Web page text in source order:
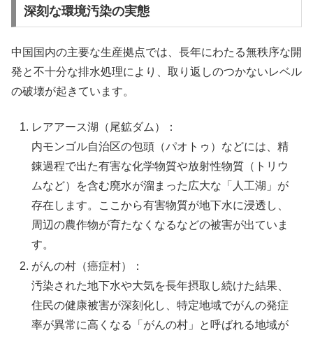
深刻な環境汚染の実態
中国国内の主要な生産拠点では、長年にわたる無秩序な開
発と不十分な排水処理により、取り返しのつかないレベル
の破壊が起きています。
レアアース湖（尾鉱ダム）：
内モンゴル自治区の包頭（パオトゥ）などには、精
錬過程で出た有害な化学物質や放射性物質（トリウ
ムなど）を含む廃水が溜まった広大な「人工湖」が
存在します。ここから有害物質が地下水に浸透し、
周辺の農作物が育たなくなるなどの被害が出ていま
す。
がんの村（癌症村）：
汚染された地下水や大気を長年摂取し続けた結果、
住民の健康被害が深刻化し、特定地域でがんの発症
率が異常に高くなる「がんの村」と呼ばれる地域が